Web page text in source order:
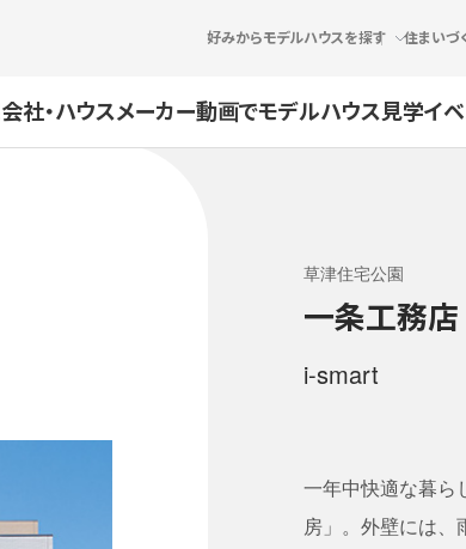
好みからモデルハウスを探す 住まいづ
社・ハウスメーカー動画でモデルハウス見学イ
草津住宅公園
一条工務店
i-smart
一年中快適な暮ら
房」。外壁には、